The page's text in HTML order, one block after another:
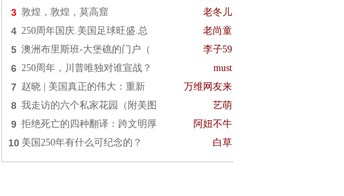
3 敦煌，敦煌，莫高窟 老冬儿
4 250周年国庆.美国足球旺盛.总 老尚童
5 澳洲布里斯班-大堡礁的门户（ 李子59
6 250周年，川普唯独对谁宣战？ must
7 赵晓 | 美国真正的伟大：重新 万维网友来
8 我走访的六个私家花园（附美图 艺萌
9 拒绝死亡的四种翻译：跨文明厚 阿妞不牛
10 美国250年有什么可纪念的？ 白草